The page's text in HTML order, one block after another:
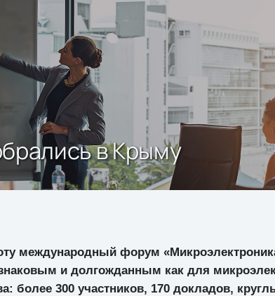
в Крыму
международный форум
и долгожданным как для
более 300 участников, 170 докладов,